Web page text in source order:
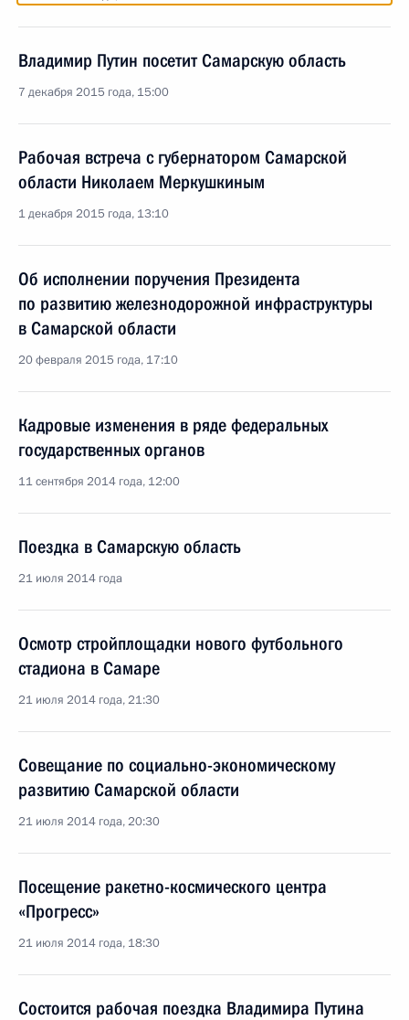
Владимир Путин посетит Самарскую область
7 декабря 2015 года, 15:00
Рабочая встреча с губернатором Самарской
области Николаем Меркушкиным
1 декабря 2015 года, 13:10
Об исполнении поручения Президента
по развитию железнодорожной инфраструктуры
в Самарской области
20 февраля 2015 года, 17:10
Кадровые изменения в ряде федеральных
государственных органов
11 сентября 2014 года, 12:00
Поездка в Самарскую область
21 июля 2014 года
Осмотр стройплощадки нового футбольного
стадиона в Самаре
21 июля 2014 года, 21:30
Совещание по социально-экономическому
развитию Самарской области
21 июля 2014 года, 20:30
Посещение ракетно-космического центра
«Прогресс»
21 июля 2014 года, 18:30
Состоится рабочая поездка Владимира Путина